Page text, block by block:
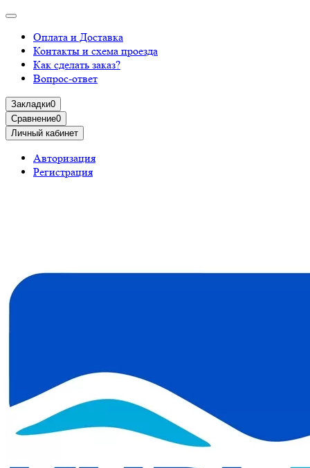
Оплата и Доставка
Контакты и схема проезда
Как сделать заказ?
Вопрос-ответ
Закладки0
Сравнение0
Личный кабинет
Авторизация
Регистрация